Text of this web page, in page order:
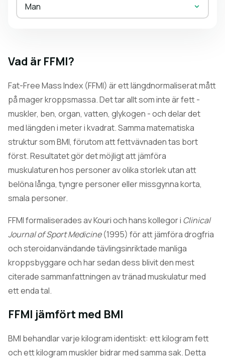
Man
Vad är FFMI?
Fat-Free Mass Index (FFMI) är ett längdnormaliserat mått
på mager kroppsmassa. Det tar allt som inte är fett -
muskler, ben, organ, vatten, glykogen - och delar det
med längden i meter i kvadrat. Samma matematiska
struktur som BMI, förutom att fettvävnaden tas bort
först. Resultatet gör det möjligt att jämföra
muskulaturen hos personer av olika storlek utan att
belöna långa, tyngre personer eller missgynna korta,
smala personer.
FFMI formaliserades av Kouri och hans kollegor i Clinical
Journal of Sport Medicine(1995) för att jämföra drogfria
och steroidanvändande tävlingsinriktade manliga
kroppsbyggare och har sedan dess blivit den mest
citerade sammanfattningen av tränad muskulatur med
ett enda tal.
FFMI jämfört med BMI
BMI behandlar varje kilogram identiskt: ett kilogram fett
och ett kilogram muskler bidrar med samma sak. Detta